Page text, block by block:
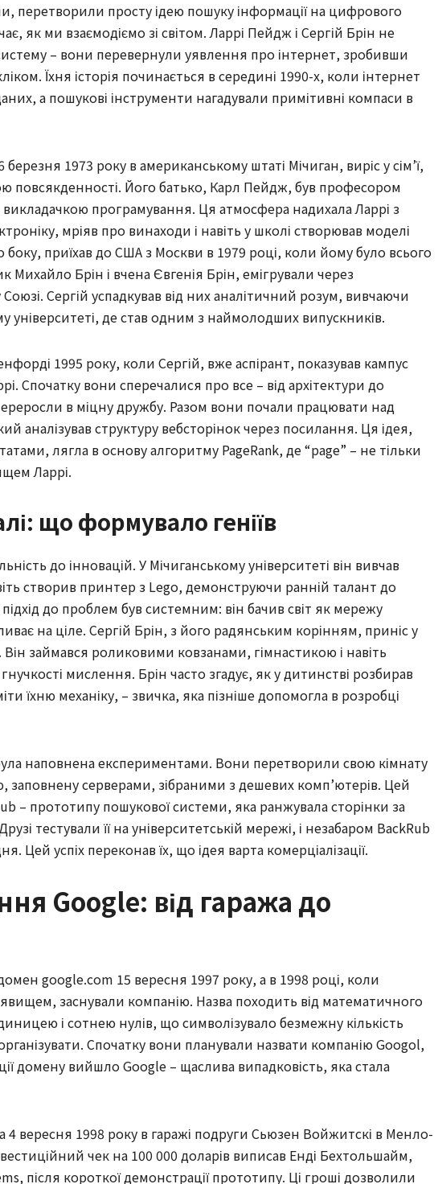
перетворили просту ідею пошуку інформації на цифрового
як ми взаємодіємо зі світом. Ларрі Пейдж і Сергій Брін не
– вони перевернули уявлення про інтернет, зробивши
Їхня історія починається в середині 1990-х, коли інтернет
а пошукові інструменти нагадували примітивні компаси в
1973 року в американському штаті Мічиган, виріс у сім’ї,
повсякденності. Його батько, Карл Пейдж, був професором
програмування. Ця атмосфера надихала Ларрі з
мріяв про винаходи і навіть у школі створював моделі
боку, приїхав до США з Москви в 1979 році, коли йому було всього
Михайло Брін і вчена Євгенія Брін, емігрували через
Сергій успадкував від них аналітичний розум, вивчаючи
університеті, де став одним з наймолодших випускників.
1995 року, коли Сергій, вже аспірант, показував кампус
Спочатку вони сперечалися про все – від архітектури до
в міцну дружбу. Разом вони почали працювати над
аналізував структуру вебсторінок через посилання. Ця ідея,
лягла в основу алгоритму PageRank, де “page” – не тільки
Ларрі.
що формувало геніїв
до інновацій. У Мічиганському університеті він вивчав
створив принтер з Lego, демонструючи ранній талант до
до проблем був системним: він бачив світ як мережу
на ціле. Сергій Брін, з його радянським корінням, приніс у
Він займався роликовими ковзанами, гімнастикою і навіть
мислення. Брін часто згадує, як у дитинстві розбирав
їхню механіку, – звичка, яка пізніше допомогла в розробці
наповнена експериментами. Вони перетворили свою кімнату
заповнену серверами, зібраними з дешевих комп’ютерів. Цей
– прототипу пошукової системи, яка ранжувала сторінки за
тестували її на університетській мережі, і незабаром BackRub
Цей успіх переконав їх, що ідея варта комерціалізації.
Google: від гаража до
google.com 15 вересня 1997 року, а в 1998 році, коли
заснували компанію. Назва походить від математичного
і сотнею нулів, що символізувало безмежну кількість
Спочатку вони планували назвати компанію Googol,
домену вийшло Google – щаслива випадковість, яка стала
4 вересня 1998 року в гаражі подруги Сьюзен Войжитскі в Менло-
чек на 100 000 доларів виписав Енді Бехтольшайм,
після короткої демонстрації прототипу. Ці гроші дозволили